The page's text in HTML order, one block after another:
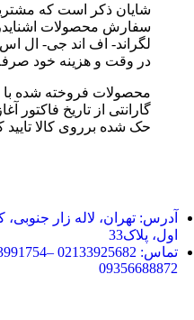
شایان ذکر است که
سفارش محصولات
لگراند- اف اند جی- ال
در وقت و هزینه خود
محصولات فروخته شده
حک شده برروی کالا
آدرس: تهران، لاله زار
اول، پلاک33
تماس:
09356688872